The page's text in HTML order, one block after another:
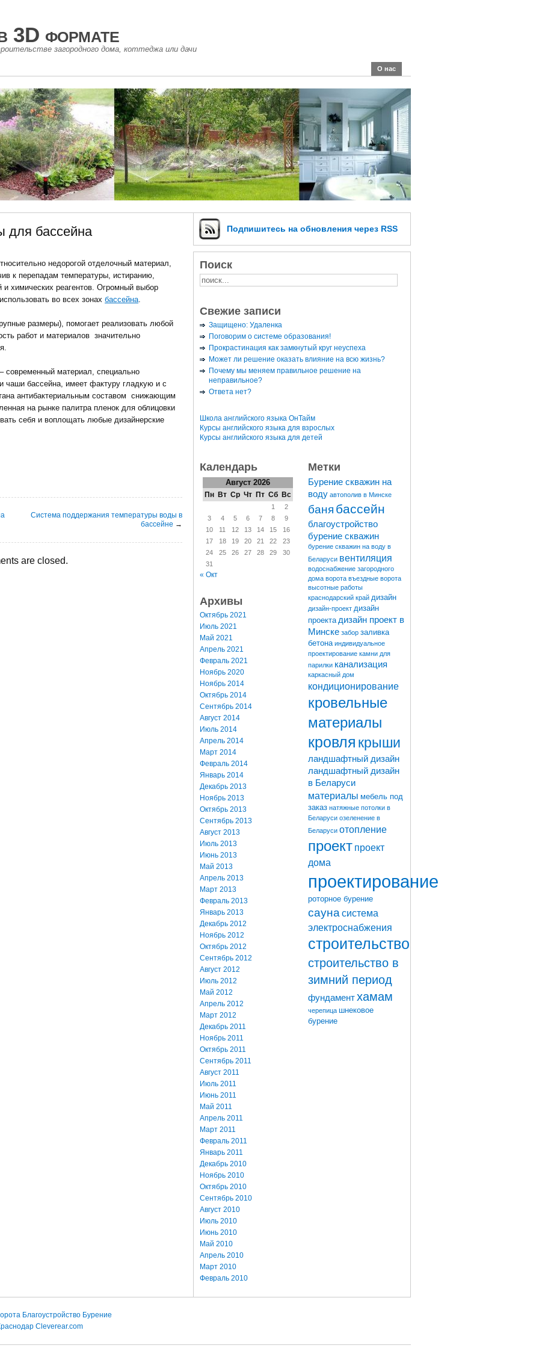
3D формате
загородного дома, коттеджа или дачи
О нас
для бассейна
недорогой отделочный материал,
к перепадам температуры, истиранию,
химических реагентов. Огромный выбор
во всех зонах бассейна.
размеры), помогает реализовать любой
работ и материалов значительно
современный материал, специально
чаши бассейна, имеет фактуру гладкую и с
антибактериальным составом снижающим
на рынке палитра пленок для облицовки
себя и воплощать любые дизайнерские
Система поддержания температуры воды в
бассейне →
are closed.
Подпишитесь на обновления через RSS
Поиск
Свежие записи
Защищено: Удаленка
Поговорим о системе образования!
Прокрастинация как замкнутый круг неуспеха
Может ли решение оказать влияние на всю жизнь?
Почему мы меняем правильное решение на
неправильное?
Ответа нет?
Школа английского языка ОнТайм
Курсы английского языка для взрослых
Курсы английского языка для детей
Календарь
Август 2026
Пн Вт Ср Чт Пт Сб Вс
1
2
3
4 5 6 7 8
9
10
11 12 13 14 15
16
17
18 19 20 21 22
23
24
25 26 27 28 29
30
31
« Окт
Архивы
Октябрь 2021
Июль 2021
Май 2021
Апрель 2021
Февраль 2021
Ноябрь 2020
Ноябрь 2014
Октябрь 2014
Сентябрь 2014
Август 2014
Июль 2014
Апрель 2014
Март 2014
Февраль 2014
Январь 2014
Декабрь 2013
Ноябрь 2013
Октябрь 2013
Сентябрь 2013
Август 2013
Июль 2013
Июнь 2013
Май 2013
Апрель 2013
Март 2013
Февраль 2013
Январь 2013
Декабрь 2012
Ноябрь 2012
Октябрь 2012
Сентябрь 2012
Август 2012
Июль 2012
Май 2012
Апрель 2012
Март 2012
Декабрь 2011
Ноябрь 2011
Октябрь 2011
Сентябрь 2011
Август 2011
Июль 2011
Июнь 2011
Май 2011
Апрель 2011
Март 2011
Февраль 2011
Январь 2011
Декабрь 2010
Ноябрь 2010
Октябрь 2010
Сентябрь 2010
Август 2010
Июль 2010
Июнь 2010
Май 2010
Апрель 2010
Март 2010
Февраль 2010
Метки
Бурение скважин на
воду автополив в Минске
баня бассейн
благоустройство
бурение скважин
бурение скважин на воду в
Беларуси вентиляция
водоснабжение загородного
дома ворота въездные ворота
высотные работы
краснодарский край дизайн
дизайн-проект дизайн
проекта дизайн проект в
Минске забор заливка
бетона индивидуальное
проектирование камни для
парилки канализация
каркасный дом
кондиционирование
кровельные
материалы
кровля крыши
ландшафтный дизайн
ландшафтный дизайн
в Беларуси
материалы мебель под
заказ натяжные потолки в
Беларуси озеленение в
Беларуси отопление
проект проект
дома
проектирование
роторное бурение
сауна система
электроснабжения
строительство
строительство в
зимний период
фундаментхамам
черепица шнековое
бурение
Благоустройство Бурение
Cleverear.com